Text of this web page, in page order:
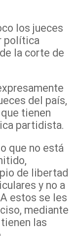
los jueces
política
la corte de
del país,
tienen
partidista.
que no está
de libertad
y no a
estos se les
mediante
las